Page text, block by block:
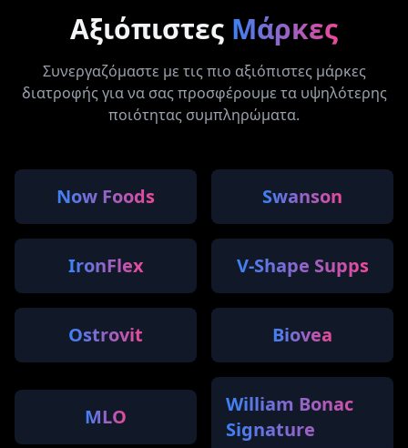
Αξιόπιστες Μάρκες
Συνεργαζόμαστε με τις πιο αξιόπιστες μάρκες
διατροφής για να σας προσφέρουμε τα υψηλότερης
ποιότητας συμπληρώματα.
Now Foods Swanson
IronFlex V-Shape Supps
Ostrovit Biovea
MLO
William Bonac
Signature